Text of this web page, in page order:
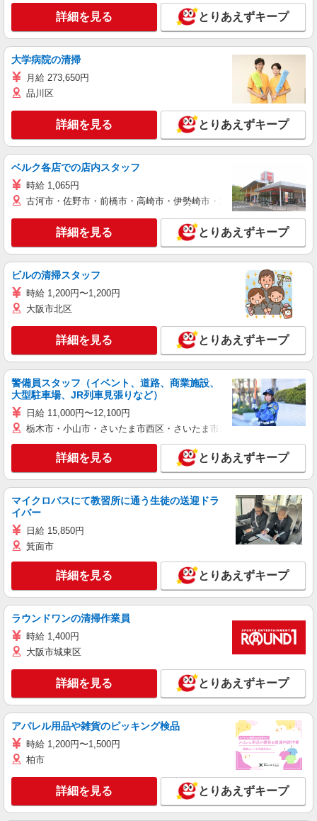
詳細を見る とりあえずキープ
大学病院の清掃
月給 273,650円
品川区
詳細を見る とりあえずキープ
ベルク各店での店内スタッフ
時給 1,065円
古河市・佐野市・前橋市・高崎市・伊勢崎市・太田市・館林市・藤
詳細を見る とりあえずキープ
ビルの清掃スタッフ
時給 1,200円〜1,200円
大阪市北区
詳細を見る とりあえずキープ
警備員スタッフ（イベント、道路、商業施設、
大型駐車場、JR列車見張りなど）
日給 11,000円〜12,100円
栃木市・小山市・さいたま市西区・さいたま市岩槻区・久喜市・蓮田
詳細を見る とりあえずキープ
マイクロバスにて教習所に通う生徒の送迎ドラ
イバー
日給 15,850円
箕面市
詳細を見る とりあえずキープ
ラウンドワンの清掃作業員
時給 1,400円
大阪市城東区
詳細を見る とりあえずキープ
アパレル用品や雑貨のピッキング検品
時給 1,200円〜1,500円
柏市
詳細を見る とりあえずキープ